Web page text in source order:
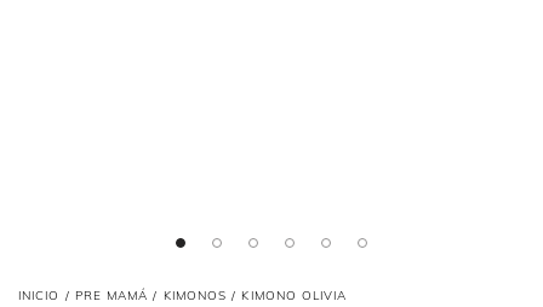
INICIO / PRE MAMÁ / KIMONOS / KIMONO OLIVIA